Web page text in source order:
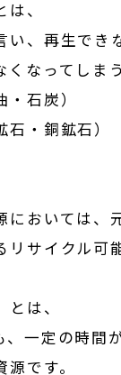
は、
い、再生でき
くなってしま
・石炭）
石・銅鉱石）
においては、
リサイクル可
とは、
、一定の時間
です。